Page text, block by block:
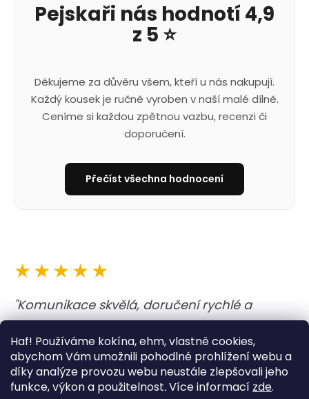
Haf! Používáme kokína, ehm, vlastně cookies,
abychom Vám umožnili pohodlné prohlížení webu a
díky analýze provozu webu neustále zlepšovali jeho
funkce, výkon a použitelnost.Více informací zde.
Pejskaři nás hodnotí 4,9
z 5 ⭐
Děkujeme za důvěru všem, kteří u nás nakupují.
Každý kousek je ručně vyroben v naší malé dílně.
Ceníme si každou zpětnou vazbu, recenzi či
doporučení.
Přečíst všechna hodnocení
★★★★★
"Komunikace skvělá, doručení rychlé a
obojek i vodítko nejen krásné, ale i kvalitně
udělané. A barvy jsou prostě boží. Opravdu
moc dobrý zážitek. "